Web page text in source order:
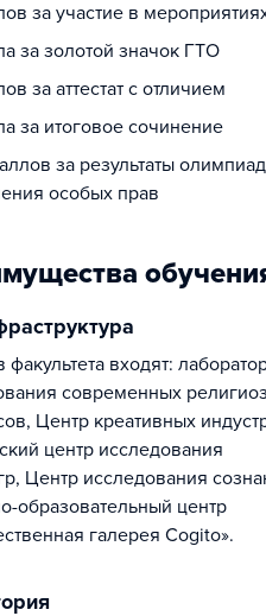
за участие в
за золотой значок ГТО
за аттестат с отличием
за итоговое сочинение
за результаты
особых прав
современных
Центр креативных
центр исследования
Центр исследования
образовательный центр
галерея Cogito».